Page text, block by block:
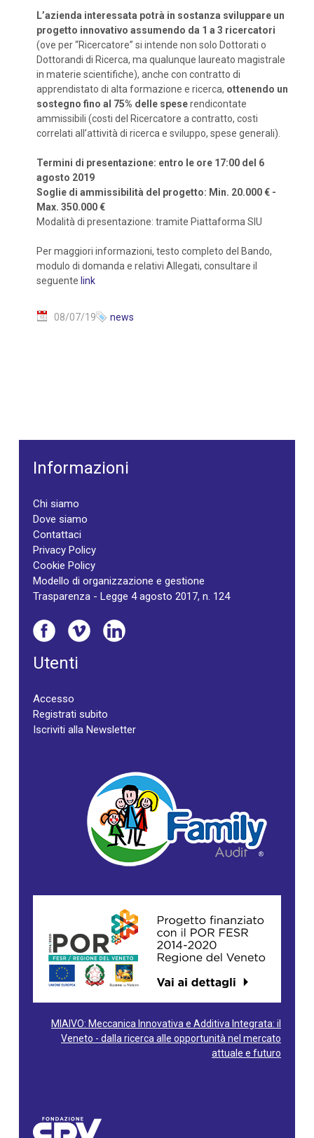
L’azienda interessata potrà in sostanza sviluppare un
progetto innovativo assumendo da 1 a 3 ricercatori
(ove per “Ricercatore” si intende non solo Dottorati o
Dottorandi di Ricerca, ma qualunque laureato magistrale
in materie scientifiche), anche con contratto di
apprendistato di alta formazione e ricerca, ottenendo un
sostegno fino al 75% delle speserendicontate
ammissibili (costi del Ricercatore a contratto, costi
correlati all’attività di ricerca e sviluppo, spese generali).
Termini di presentazione: entro le ore 17:00 del 6
agosto 2019
Soglie di ammissibilità del progetto: Min. 20.000 € -
Max. 350.000 €
Modalità di presentazione: tramite Piattaforma SIU
Per maggiori informazioni, testo completo del Bando,
modulo di domanda e relativi Allegati, consultare il
seguente link
08/07/19 news
Informazioni
Chi siamo
Dove siamo
Contattaci
Privacy Policy
Cookie Policy
Modello di organizzazione e gestione
Trasparenza - Legge 4 agosto 2017, n. 124
Utenti
Accesso
Registrati subito
Iscriviti alla Newsletter
MIAIVO: Meccanica Innovativa e Additiva Integrata: il
Veneto - dalla ricerca alle opportunità nel mercato
attuale e futuro